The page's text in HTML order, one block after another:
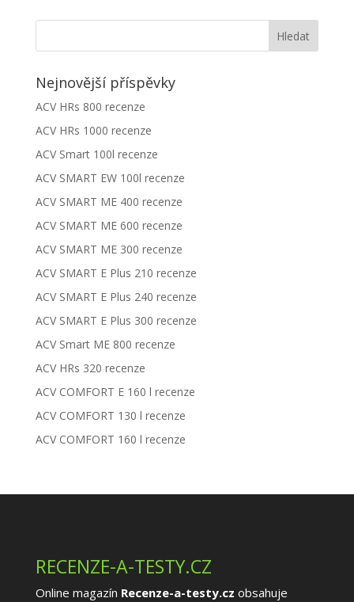
Nejnovější příspěvky
ACV HRs 800 recenze
ACV HRs 1000 recenze
ACV Smart 100l recenze
ACV SMART EW 100l recenze
ACV SMART ME 400 recenze
ACV SMART ME 600 recenze
ACV SMART ME 300 recenze
ACV SMART E Plus 210 recenze
ACV SMART E Plus 240 recenze
ACV SMART E Plus 300 recenze
ACV Smart ME 800 recenze
ACV HRs 320 recenze
ACV COMFORT E 160 l recenze
ACV COMFORT 130 l recenze
ACV COMFORT 160 l recenze
RECENZE-A-TESTY.CZ
Online magazín Recenze-a-testy.cz obsahuje